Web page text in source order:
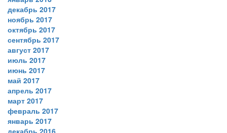
декабрь 2017
ноябрь 2017
октябрь 2017
сентябрь 2017
август 2017
июль 2017
июнь 2017
май 2017
апрель 2017
март 2017
февраль 2017
январь 2017